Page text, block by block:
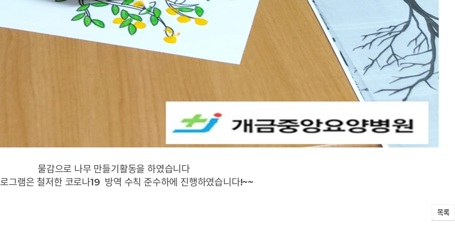
물감으로 나무 만들기활동을 하였습니다
그램은 철저한 코로나19 방역 수칙 준수하에 진행하였습니다!~~
목록